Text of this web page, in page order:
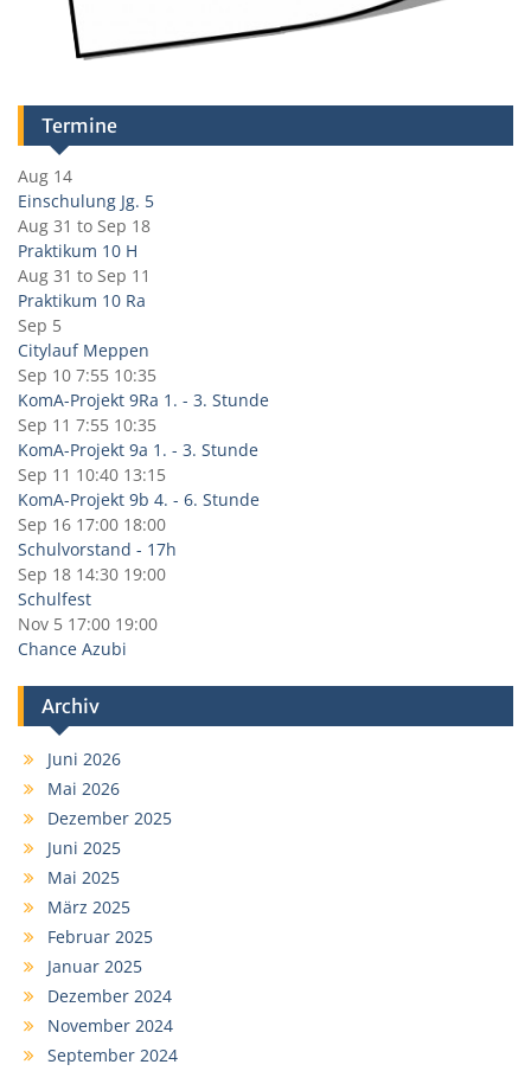
Termine
Aug 14
Einschulung Jg. 5
Aug 31 to Sep 18
Praktikum 10 H
Aug 31 to Sep 11
Praktikum 10 Ra
Sep 5
Citylauf Meppen
Sep 10 7:55 10:35
KomA-Projekt 9Ra 1. - 3. Stunde
Sep 11 7:55 10:35
KomA-Projekt 9a 1. - 3. Stunde
Sep 11 10:40 13:15
KomA-Projekt 9b 4. - 6. Stunde
Sep 16 17:00 18:00
Schulvorstand - 17h
Sep 18 14:30 19:00
Schulfest
Nov 5 17:00 19:00
Chance Azubi
Archiv
Juni 2026
Mai 2026
Dezember 2025
Juni 2025
Mai 2025
März 2025
Februar 2025
Januar 2025
Dezember 2024
November 2024
September 2024